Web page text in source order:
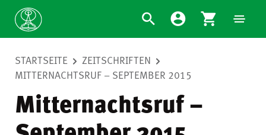
STARTSEITE
ZEITSCHRIFTEN
MITTERNACHTSRUF – SEPTEMBER 2015
Mitternachtsruf –